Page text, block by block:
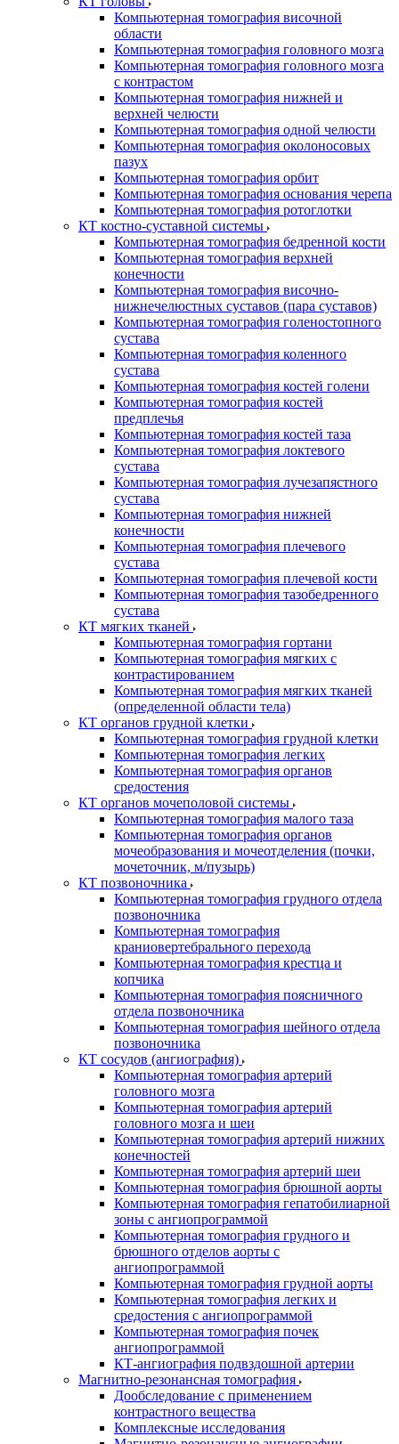
Компьютерная томография височной
области
Компьютерная томография головного мозга
Компьютерная томография головного мозга
с контрастом
Компьютерная томография нижней и
верхней челюсти
Компьютерная томография одной челюсти
Компьютерная томография околоносовых
пазух
Компьютерная томография орбит
Компьютерная томография основания черепа
Компьютерная томография ротоглотки
КТ костно-суставной системы
Компьютерная томография бедренной кости
Компьютерная томография верхней
конечности
Компьютерная томография височно-
нижнечелюстных суставов (пара суставов)
Компьютерная томография голеностопного
сустава
Компьютерная томография коленного
сустава
Компьютерная томография костей голени
Компьютерная томография костей
предплечья
Компьютерная томография костей таза
Компьютерная томография локтевого
сустава
Компьютерная томография лучезапястного
сустава
Компьютерная томография нижней
конечности
Компьютерная томография плечевого
сустава
Компьютерная томография плечевой кости
Компьютерная томография тазобедренного
сустава
КТ мягких тканей
Компьютерная томография гортани
Компьютерная томография мягких с
контрастированием
Компьютерная томография мягких тканей
(определенной области тела)
КТ органов грудной клетки
Компьютерная томография грудной клетки
Компьютерная томография легких
Компьютерная томография органов
средостения
КТ органов мочеполовой системы
Компьютерная томография малого таза
Компьютерная томография органов
мочеобразования и мочеотделения (почки,
мочеточник, м/пузырь)
КТ позвоночника
Компьютерная томография грудного отдела
позвоночника
Компьютерная томография
краниовертебрального перехода
Компьютерная томография крестца и
копчика
Компьютерная томография поясничного
отдела позвоночника
Компьютерная томография шейного отдела
позвоночника
КТ сосудов (ангиография)
Компьютерная томография артерий
головного мозга
Компьютерная томография артерий
головного мозга и шеи
Компьютерная томография артерий нижних
конечностей
Компьютерная томография артерий шеи
Компьютерная томография брюшной аорты
Компьютерная томография гепатобилиарной
зоны с ангиопрограммой
Компьютерная томография грудного и
брюшного отделов аорты с
ангиопрограммой
Компьютерная томография грудной аорты
Компьютерная томография легких и
средостения с ангиопрограммой
Компьютерная томография почек
ангиопрограммой
КТ-ангиография подвздошной артерии
Магнитно-резонансная томография
Дообследование с применением
контрастного вещества
Комплексные исследования